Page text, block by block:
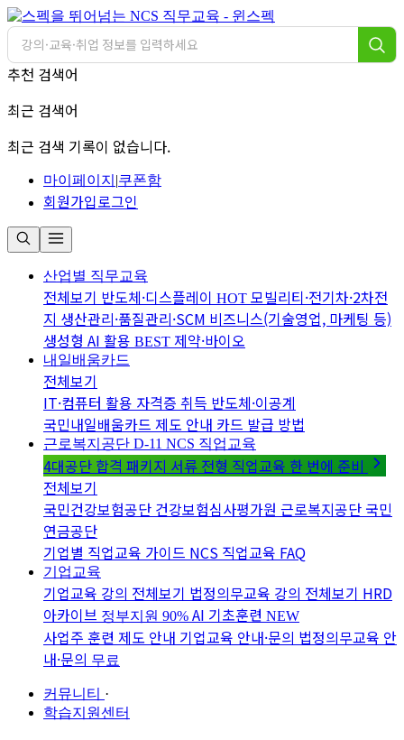
추천 검색어
최근 검색어
최근 검색 기록이 없습니다.
마이페이지 |쿠폰함
회원가입로그인
산업별 직무교육
전체보기 반도체·디스플레이 HOT 모빌리티·전기차·2차전
지 생산관리·품질관리·SCM 비즈니스(기술영업, 마케팅 등)
생성형 AI 활용 BEST 제약·바이오
내일배움카드
전체보기
IT·컴퓨터 활용 자격증 취득 반도체·이공계
국민내일배움카드 제도 안내 카드 발급 방법
근로복지공단 D-11 NCS 직업교육
4대공단 합격 패키지 서류 전형 직업교육 한 번에 준비
전체보기
국민건강보험공단 건강보험심사평가원 근로복지공단 국민
연금공단
기업별 직업교육 가이드 NCS 직업교육 FAQ
기업교육
기업교육 강의 전체보기 법정의무교육 강의 전체보기 HRD
아카이브 정부지원 90% AI 기초훈련 NEW
사업주 훈련 제도 안내 기업교육 안내·문의 법정의무교육 안
내·문의 무료
커뮤니티 ·
학습지원센터